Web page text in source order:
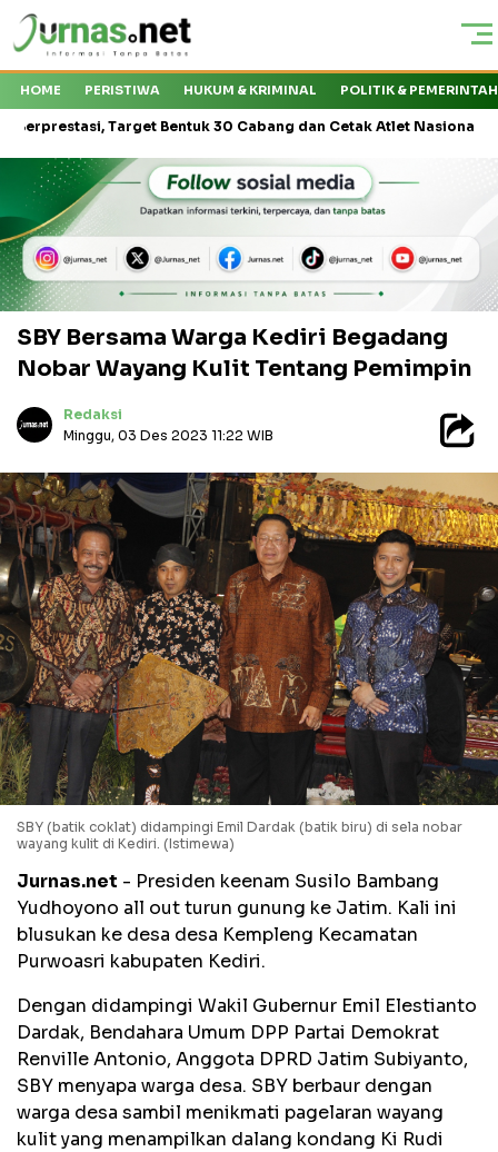
HOME PERISTIWA HUKUM & KRIMINAL POLITIK &
Bentuk 30 Cabang dan Cetak Atlet Nasional Kapal
SBY Bersama Warga Kediri Begadang
Nobar Wayang Kulit Tentang Pemimpin
Redaksi
Minggu, 03 Des 2023 11:22 WIB
SBY (batik coklat) didampingi Emil Dardak (batik biru) di sela nobar
wayang kulit di Kediri. (Istimewa)
Jurnas.net - Presiden keenam Susilo Bambang
Yudhoyono all out turun gunung ke Jatim. Kali ini
blusukan ke desa desa Kempleng Kecamatan
Purwoasri kabupaten Kediri.
Dengan didampingi Wakil Gubernur Emil Elestianto
Dardak, Bendahara Umum DPP Partai Demokrat
Renville Antonio, Anggota DPRD Jatim Subiyanto,
SBY menyapa warga desa. SBY berbaur dengan
warga desa sambil menikmati pagelaran wayang
kulit yang menampilkan dalang kondang Ki Rudi